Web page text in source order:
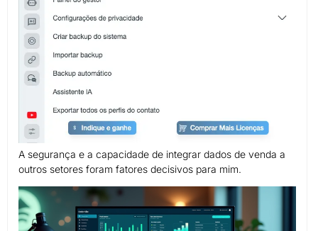
A segurança e a capacidade de integrar dados de venda a
outros setores foram fatores decisivos para mim.